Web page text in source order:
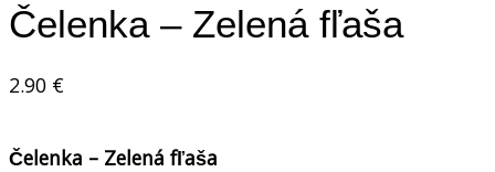
Čelenka – Zelená fľaša
2.90 €
Čelenka – Zelená fľaša